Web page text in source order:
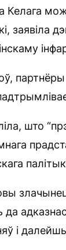
Келага
заявіла
што
да
і